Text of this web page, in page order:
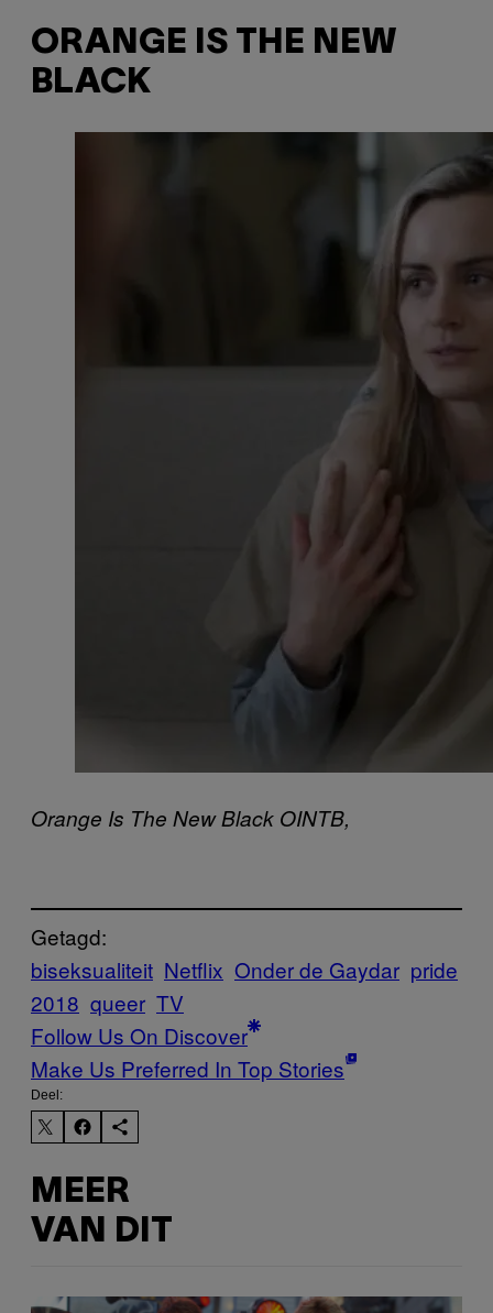
ORANGE IS THE NEW
BLACK
Orange Is The New Black OINTB,
Getagd:
biseksualiteit Netflix Onder de Gaydar pride
2018 queer TV
Follow Us On Discover
Make Us Preferred In Top Stories
Deel:
MEER
VAN DIT